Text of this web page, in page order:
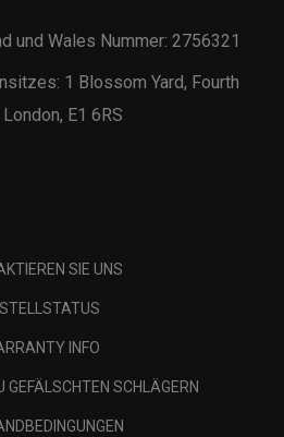
und Wales Nummer: 2756321
1 Blossom Yard, Fourth
London, E1 6RS
SIE UNS
INFO
GEFÄLSCHTEN SCHLÄGERN